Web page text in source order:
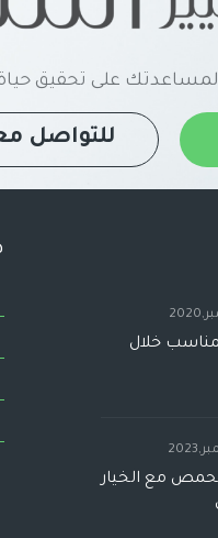
على تحقيق
للتواصل
خلال
مع الخيار